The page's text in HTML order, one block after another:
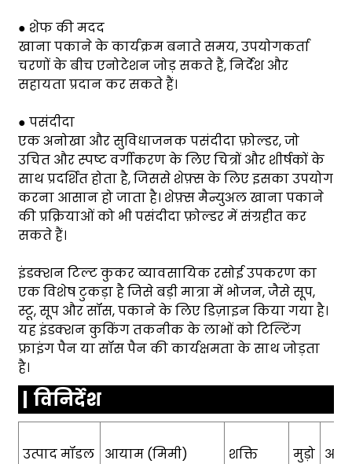
● शेफ की मदद
खाना पकाने के कार्यक्रम बनाते समय, उपयोगकर्ता
चरणों के बीच एनोटेशन जोड़ सकते हैं, निर्देश और
सहायता प्रदान कर सकते हैं।
● पसंदीदा
एक अनोखा और सुविधाजनक पसंदीदा फ़ोल्डर, जो
उचित और स्पष्ट वर्गीकरण के लिए चित्रों और शीर्षकों के
साथ प्रदर्शित होता है, जिससे शेफ़्स के लिए इसका उपयोग
करना आसान हो जाता है। शेफ़्स मैन्युअल खाना पकाने
की प्रक्रियाओं को भी पसंदीदा फ़ोल्डर में संग्रहीत कर
सकते हैं।
इंडक्शन टिल्ट कुकर व्यावसायिक रसोई उपकरण का
एक विशेष टुकड़ा है जिसे बड़ी मात्रा में भोजन, जैसे सूप,
स्टू, सूप और सॉस, पकाने के लिए डिज़ाइन किया गया है।
यह इंडक्शन कुकिंग तकनीक के लाभों को टिल्टिंग
फ्राइंग पैन या सॉस पैन की कार्यक्षमता के साथ जोड़ता
है।
विनिर्देश
उत्पाद मॉडल आयाम (मिमी) शक्ति मुड़ो